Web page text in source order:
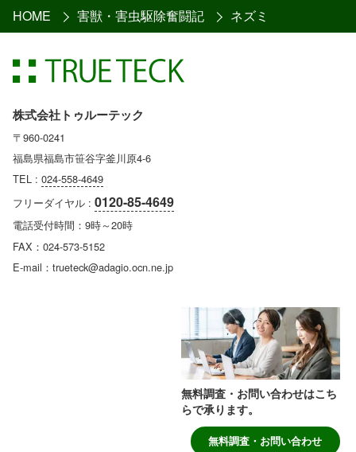
HOME 害獣・害虫駆除奮闘記 ネズミ
株式会社トゥルーテック
〒960-0241
福島県福島市笹谷字釜川原4-6
TEL : 024-558-4649
フリーダイヤル : 0120-85-4649
電話受付時間：9時～20時
FAX：024-573-5152
E-mail：trueteck@adagio.ocn.ne.jp
無料調査・お問い合わせはこち
らで承ります。
無料調査・お問い合わせ